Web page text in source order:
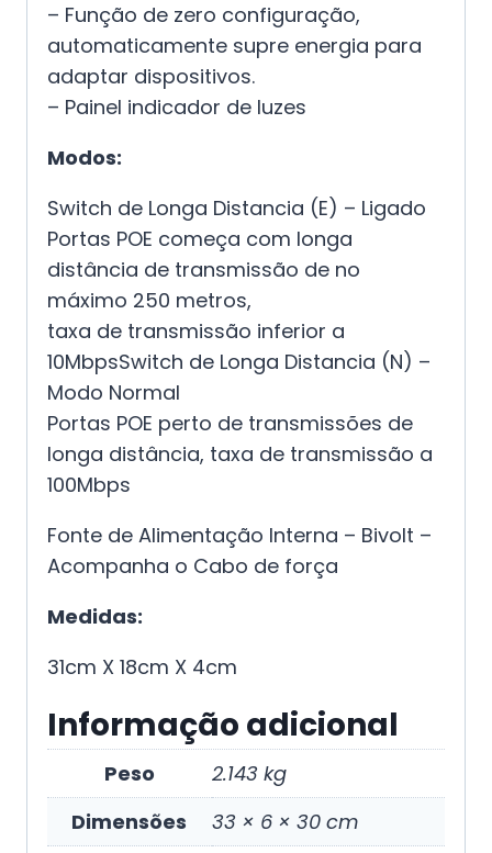
– Função de zero configuração,
automaticamente supre energia para
adaptar dispositivos.
– Painel indicador de luzes
Modos:
Switch de Longa Distancia (E) – Ligado
Portas POE começa com longa
distância de transmissão de no
máximo 250 metros,
taxa de transmissão inferior a
10MbpsSwitch de Longa Distancia (N) –
Modo Normal
Portas POE perto de transmissões de
longa distância, taxa de transmissão a
100Mbps
Fonte de Alimentação Interna – Bivolt –
Acompanha o Cabo de força
Medidas:
31cm X 18cm X 4cm
Informação adicional
Peso
2.143 kg
Dimensões
33 × 6 × 30 cm